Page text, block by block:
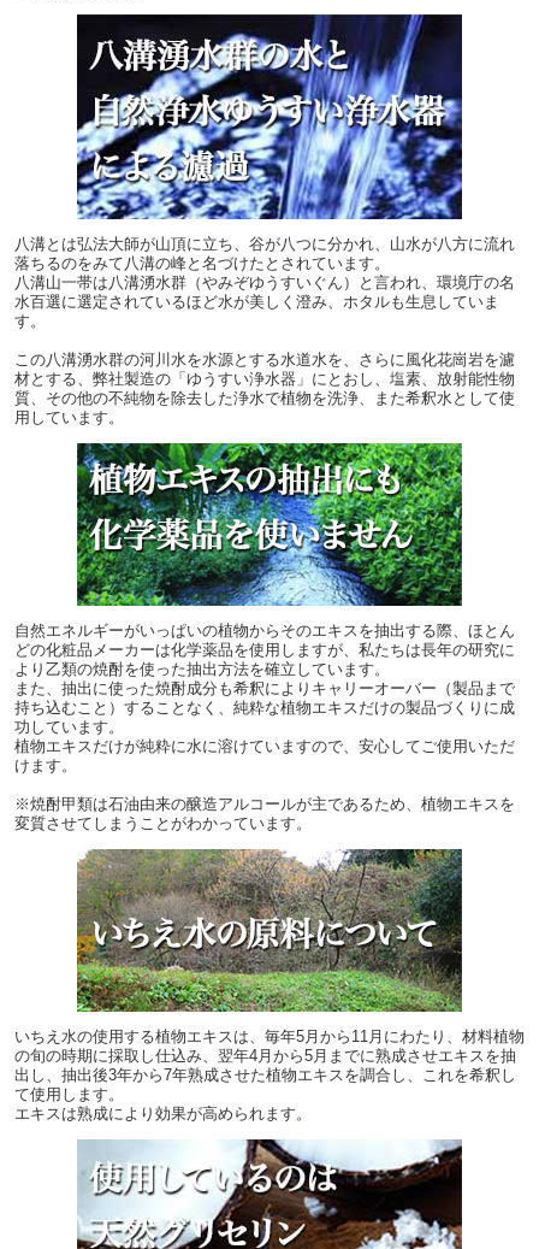
八溝とは弘法大師が山頂に立ち、谷が八つに分かれ、山水が八方に流れ
落ちるのをみて八溝の峰と名づけたとされています。
八溝山一帯は八溝湧水群（やみぞゆうすいぐん）と言われ、環境庁の名
水百選に選定されているほど水が美しく澄み、ホタルも生息していま
す。
この八溝湧水群の河川水を水源とする水道水を、さらに風化花崗岩を濾
材とする、弊社製造の「ゆうすい浄水器」にとおし、塩素、放射能性物
質、その他の不純物を除去した浄水で植物を洗浄、また希釈水として使
用しています。
自然エネルギーがいっぱいの植物からそのエキスを抽出する際、ほとん
どの化粧品メーカーは化学薬品を使用しますが、私たちは長年の研究に
より乙類の焼酎を使った抽出方法を確立しています。
また、抽出に使った焼酎成分も希釈によりキャリーオーバー（製品まで
持ち込むこと）することなく、純粋な植物エキスだけの製品づくりに成
功しています。
植物エキスだけが純粋に水に溶けていますので、安心してご使用いただ
けます。
※焼酎甲類は石油由来の醸造アルコールが主であるため、植物エキスを
変質させてしまうことがわかっています。
いちえ水の使用する植物エキスは、毎年5月から11月にわたり、材料植物
の旬の時期に採取し仕込み、翌年4月から5月までに熟成させエキスを抽
出し、抽出後3年から7年熟成させた植物エキスを調合し、これを希釈し
て使用します。
エキスは熟成により効果が高められます。